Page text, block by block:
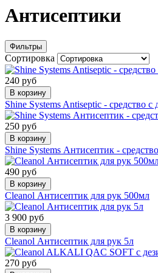
Антисептики
Фильтры
Сортировка
240 руб
В корзину
Shine Systems Antiseptic -
250 руб
В корзину
Shine Systems Антисептик -
490 руб
В корзину
Cleanol Антисептик для рук 500мл
3 900 руб
В корзину
Cleanol Антисептик для рук 5л
270 руб